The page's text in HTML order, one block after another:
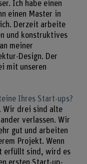
Ich habe einen
einen Master in
Derzeit arbeite
und konstruktives
meiner
Design. Der
mit unseren
Ihres Start-ups?
Wir drei sind alte
verlassen. Wir
gut und arbeiten
Projekt. Wenn
erfüllt sind, wird es